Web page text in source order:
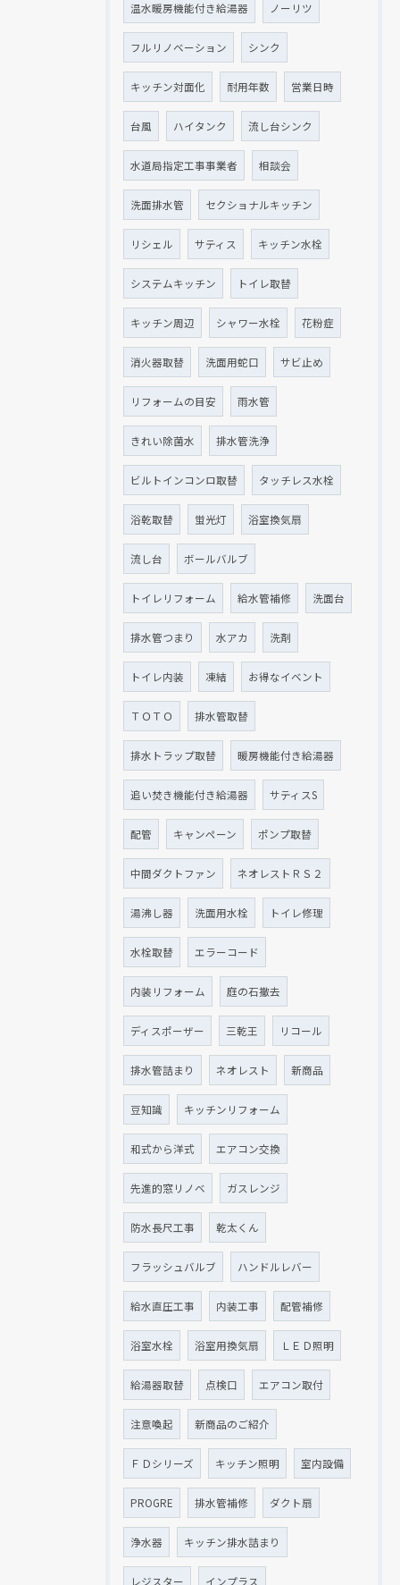
温水暖房機能付き給湯器 ノーリツ
フルリノベーション シンク
キッチン対面化 耐用年数 営業日時
台風 ハイタンク 流し台シンク
水道局指定工事事業者 相談会
洗面排水管 セクショナルキッチン
リシェル サティス キッチン水栓
システムキッチン トイレ取替
キッチン周辺 シャワー水栓 花粉症
消火器取替 洗面用蛇口 サビ止め
リフォームの目安 雨水管
きれい除菌水 排水管洗浄
ビルトインコンロ取替 タッチレス水栓
浴乾取替 蛍光灯 浴室換気扇
流し台 ボールバルブ
トイレリフォーム 給水管補修 洗面台
排水管つまり 水アカ 洗剤
トイレ内装 凍結 お得なイベント
ＴＯＴＯ 排水管取替
排水トラップ取替 暖房機能付き給湯器
追い焚き機能付き給湯器 サティスS
配管 キャンペーン ポンプ取替
中間ダクトファン ネオレストＲＳ２
湯沸し器 洗面用水栓 トイレ修理
水栓取替 エラーコード
内装リフォーム 庭の石撤去
ディスポーザー 三乾王 リコール
排水管詰まり ネオレスト 新商品
豆知識 キッチンリフォーム
和式から洋式 エアコン交換
先進的窓リノベ ガスレンジ
防水長尺工事 乾太くん
フラッシュバルブ ハンドルレバー
給水直圧工事 内装工事 配管補修
浴室水栓 浴室用換気扇 ＬＥＤ照明
給湯器取替 点検口 エアコン取付
注意喚起 新商品のご紹介
ＦＤシリーズ キッチン照明 室内設備
PROGRE 排水管補修 ダクト扇
浄水器 キッチン排水詰まり
レジスター インプラス